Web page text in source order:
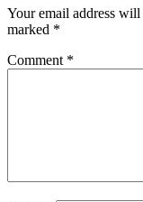
Your email address
marked *
Comment *